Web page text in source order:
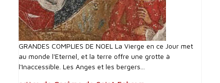
GRANDES COMPLIES DE NOEL La Vierge en ce Jour met
au monde l'Eternel, et la terre offre une grotte à
l'Inaccessible. Les Anges et les bergers...